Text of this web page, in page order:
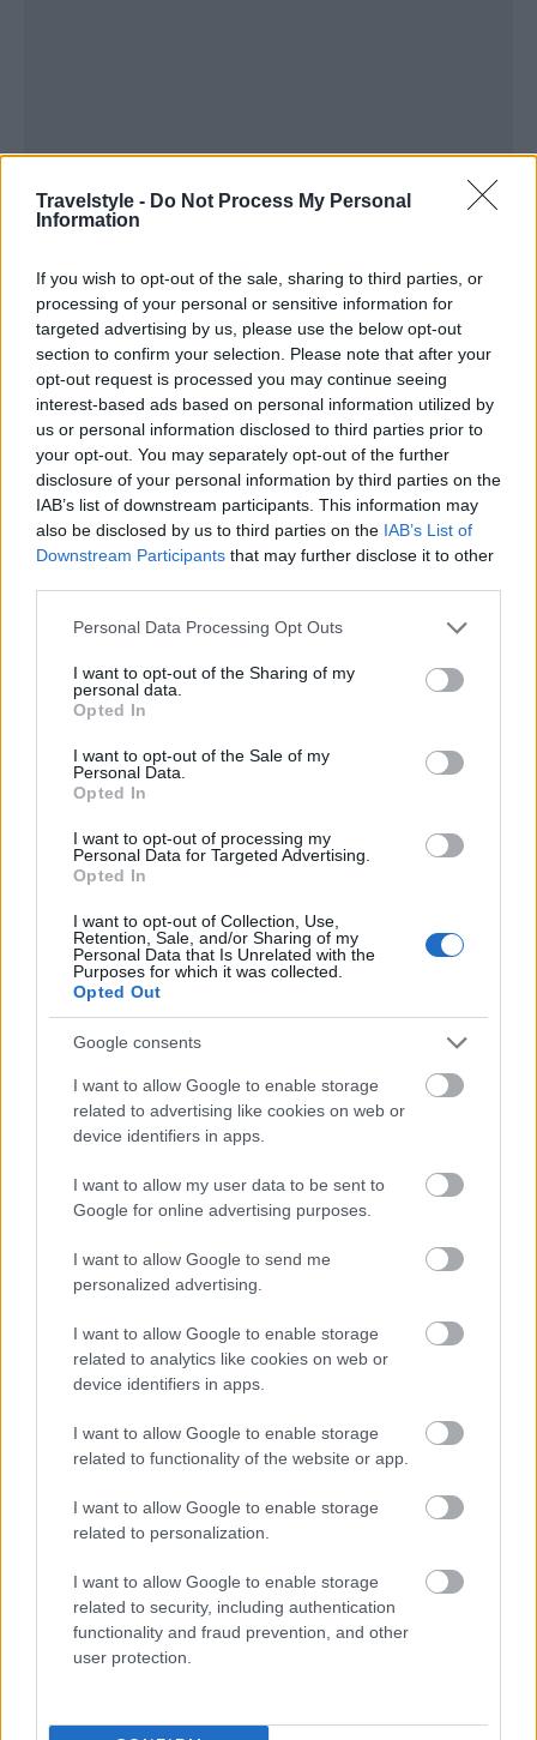
Travelstyle - Do Not Process My Personal
Information
If you wish to opt-out of the sale, sharing to third parties, or
processing of your personal or sensitive information for
targeted advertising by us, please use the below opt-out
section to confirm your selection. Please note that after your
opt-out request is processed you may continue seeing
interest-based ads based on personal information utilized by
us or personal information disclosed to third parties prior to
your opt-out. You may separately opt-out of the further
disclosure of your personal information by third parties on the
IAB’s list of downstream participants. This information may
also be disclosed by us to third parties on the IAB’s List of
Downstream Participants that may further disclose it to other
Please note that this website/app uses one or more Google
not limited to your visit or usage behaviour. You may click to
grant or deny consent to Google and its third-party tags to
use your data for below specified purposes in below Google
consent section.
Personal Data Processing Opt Outs
I want to opt-out of the Sharing of my
personal data.
Opted In
I want to opt-out of the Sale of my
Personal Data.
Opted In
I want to opt-out of processing my
Personal Data for Targeted Advertising.
Opted In
I want to opt-out of Collection, Use,
Retention, Sale, and/or Sharing of my
Personal Data that Is Unrelated with the
Purposes for which it was collected.
Opted Out
Google consents
I want to allow Google to enable storage
related to advertising like cookies on web or
device identifiers in apps.
I want to allow my user data to be sent to
Google for online advertising purposes.
I want to allow Google to send me
personalized advertising.
I want to allow Google to enable storage
related to analytics like cookies on web or
device identifiers in apps.
I want to allow Google to enable storage
related to functionality of the website or app.
I want to allow Google to enable storage
related to personalization.
I want to allow Google to enable storage
related to security, including authentication
functionality and fraud prevention, and other
user protection.
ΘΕΣΣΑΛΙΑ, ΑΝΑΤΟΛΙΚΗ ΣΤΕΡΕΑ,
ΕΥΒΟΙΑ, ΑΝΑΤΟΛΙΚΗ
ΠΕΛΟΠΟΝΝΗΣΟΣ
Καιρός: Γενικά αίθριος. Πρόσκαιρες νεφώσεις το
μεσημέρι – απόγευμα στα ορεινά της Θεσσαλίας.
Ανεμοι: Από βόρειες διευθύνσεις 4 με 5 και στα
ανατολικά και τα νότια 7 και πρόσκαιρα το πρωί
έως 8 μποφόρ.
Θερμοκρασία: Από 20 έως 35 βαθμούς Κελσίου.
ΚΥΚΛΑΔΕΣ, ΚΡΗΤΗ
Καιρός: Τοπικές νεφώσεις τις πρώτες πρωινές
Ανεμοι: Βόρειοι 6 με 7 και τις πρωινές ώρες τοπικά
Θερμοκρασία: Από 21 έως 31 και στη νότια Κρήτη
μέχρι 33 βαθμούς Κελσίου.
Αττική
Καιρός: Γενικά αίθριος.
ανατολικά πρόσκαιρα τις πρωινές ώρες πιθανώς
τοπικά 8 μποφόρ.
Θερμοκρασία: Από 23 έως 34 βαθμούς Κελσίου.